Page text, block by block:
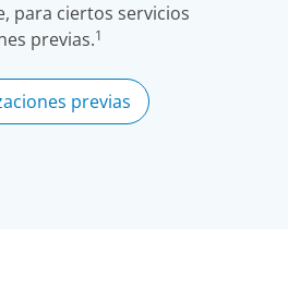
para ciertos servicios
previas.1
previas